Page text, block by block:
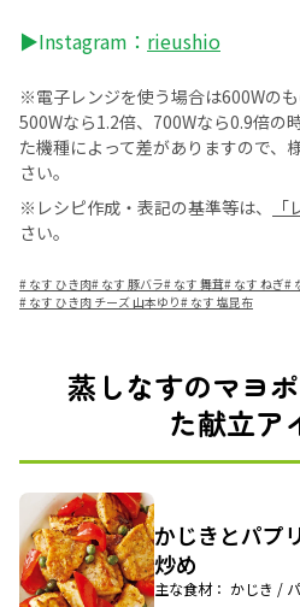
▶Instagram： rieushio
※電子レンジを使う場合は600Wのも
500Wなら1.2倍、700Wなら0.9倍の
た機種によって差がありますので、
さい。
※レシピ作成・表記の基準等は、
さい。
# なす ひき肉# なす 豚バラ# なす 舞茸# なす ねぎ#
# なす ひき肉 チーズ 山本ゆり# なす 塩昆布
蒸しなすのマヨ
た献立ア
かじきとパプ
炒め
主な食材： かじき /